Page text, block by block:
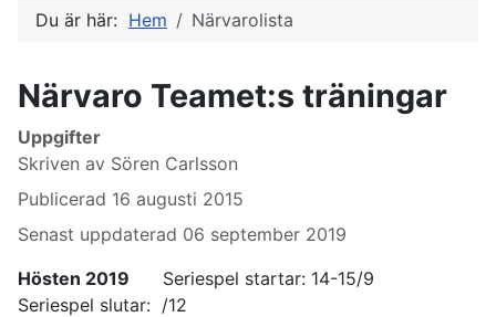
Du är här: Hem Närvarolista
Närvaro Teamet:s träningar
Uppgifter
Skriven av Sören Carlsson
Publicerad 16 augusti 2015
Senast uppdaterad 06 september 2019
Hösten 2019 Seriespel startar: 14-15/9
Seriespel slutar: /12